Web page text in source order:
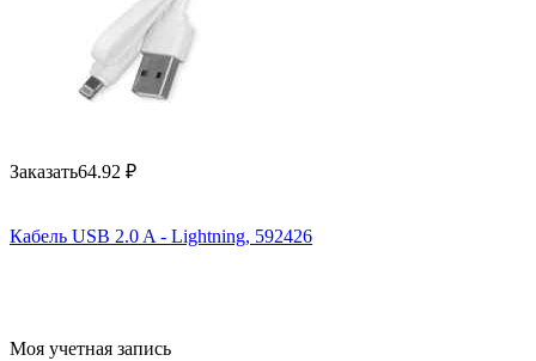
Заказать64.92 ₽
Кабель USB 2.0 A - Lightning, 592426
Моя учетная запись